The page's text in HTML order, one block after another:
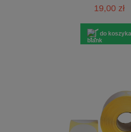
19,00 zł
do koszyka